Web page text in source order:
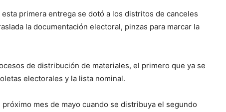
primera entrega se dotó a los distritos de canceles
la documentación electoral, pinzas para marcar la
de distribución de materiales, el primero que ya se
electorales y la lista nominal.
mes de mayo cuando se distribuya el segundo